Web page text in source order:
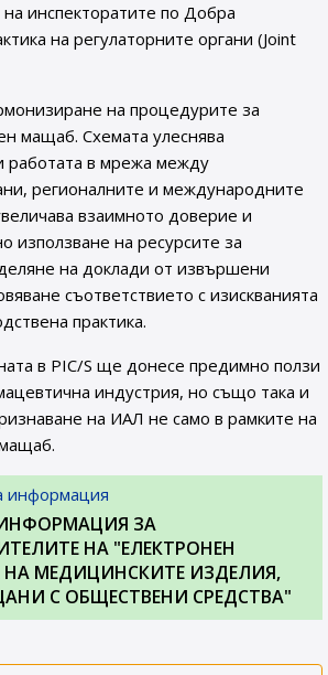
инспекторатите по Добра
на регулаторните органи (Joint
на процедурите за
мащаб. Схемата улеснява
работата в мрежа между
регионалните и международните
взаимното доверие и
използване на ресурсите за
на доклади от извършени
съответствието с изискванията
практика.
в PIC/S ще донесе предимно ползи
индустрия, но също така и
на ИАЛ не само в рамките на
информация
ЗА
НА "ЕЛЕКТРОНЕН
НА МЕДИЦИНСКИТЕ ИЗДЕЛИЯ,
С ОБЩЕСТВЕНИ СРЕДСТВА"